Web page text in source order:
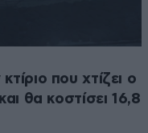
που χτίζει ο
θα κοστίσει 16,8